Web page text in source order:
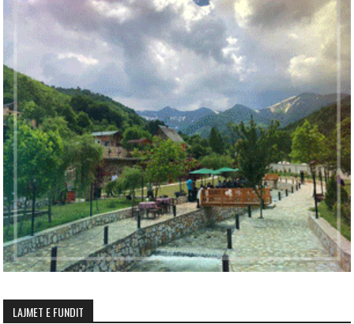
LAJMET E FUNDIT